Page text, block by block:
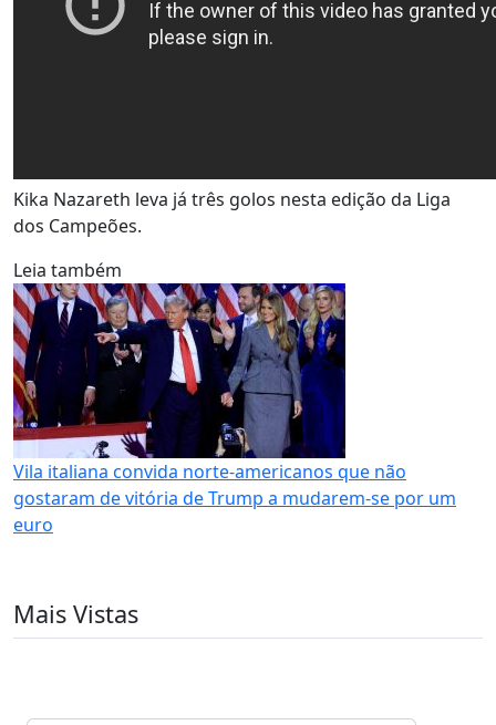
Kika Nazareth leva já três golos nesta edição da Liga
dos Campeões.
Leia também
Vila italiana convida norte-americanos que não
gostaram de vitória de Trump a mudarem-se por um
euro
Mais Vistas